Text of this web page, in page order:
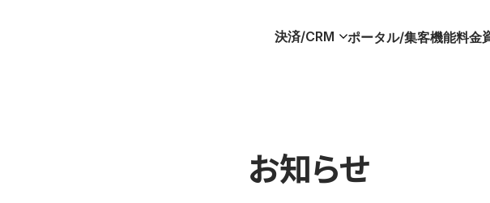
決済/CRM ポータル/集客機能料金
お知らせ